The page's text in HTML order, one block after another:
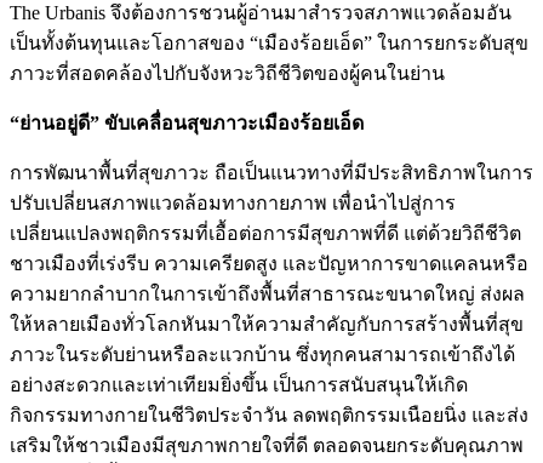
The Urbanis จึงต้องการชวนผู้อ่านมาสำรวจสภาพแวดล้อมอัน
เป็นทั้งต้นทุนและโอกาสของ “เมืองร้อยเอ็ด” ในการยกระดับสุข
ภาวะที่สอดคล้องไปกับจังหวะวิถีชีวิตของผู้คนในย่าน
“ย่านอยู่ดี” ขับเคลื่อนสุขภาวะเมืองร้อยเอ็ด
การพัฒนาพื้นที่สุขภาวะ ถือเป็นแนวทางที่มีประสิทธิภาพในการ
ปรับเปลี่ยนสภาพแวดล้อมทางกายภาพ เพื่อนำไปสู่การ
เปลี่ยนแปลงพฤติกรรมที่เอื้อต่อการมีสุขภาพที่ดี แต่ด้วยวิถีชีวิต
ชาวเมืองที่เร่งรีบ ความเครียดสูง และปัญหาการขาดแคลนหรือ
ความยากลำบากในการเข้าถึงพื้นที่สาธารณะขนาดใหญ่ ส่งผล
ให้หลายเมืองทั่วโลกหันมาให้ความสำคัญกับการสร้างพื้นที่สุข
ภาวะในระดับย่านหรือละแวกบ้าน ซึ่งทุกคนสามารถเข้าถึงได้
อย่างสะดวกและเท่าเทียมยิ่งขึ้น เป็นการสนับสนุนให้เกิด
กิจกรรมทางกายในชีวิตประจำวัน ลดพฤติกรรมเนือยนิ่ง และส่ง
เสริมให้ชาวเมืองมีสุขภาพกายใจที่ดี ตลอดจนยกระดับคุณภาพ